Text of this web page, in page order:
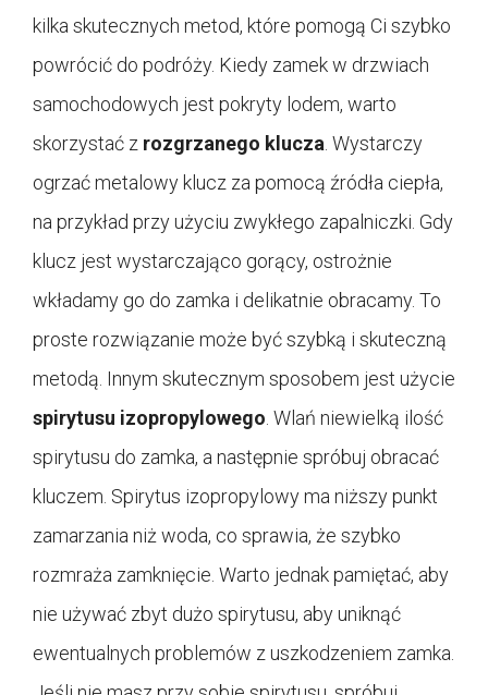
kilka skutecznych metod, które pomogą Ci szybko
powrócić do podróży. Kiedy zamek w drzwiach
samochodowych jest pokryty lodem, warto
skorzystać z rozgrzanego klucza. Wystarczy
ogrzać metalowy klucz za pomocą źródła ciepła,
na przykład przy użyciu zwykłego zapalniczki. Gdy
klucz jest wystarczająco gorący, ostrożnie
wkładamy go do zamka i delikatnie obracamy. To
proste rozwiązanie może być szybką i skuteczną
metodą. Innym skutecznym sposobem jest użycie
spirytusu izopropylowego. Wlań niewielką ilość
spirytusu do zamka, a następnie spróbuj obracać
kluczem. Spirytus izopropylowy ma niższy punkt
zamarzania niż woda, co sprawia, że szybko
rozmraża zamknięcie. Warto jednak pamiętać, aby
nie używać zbyt dużo spirytusu, aby uniknąć
ewentualnych problemów z uszkodzeniem zamka.